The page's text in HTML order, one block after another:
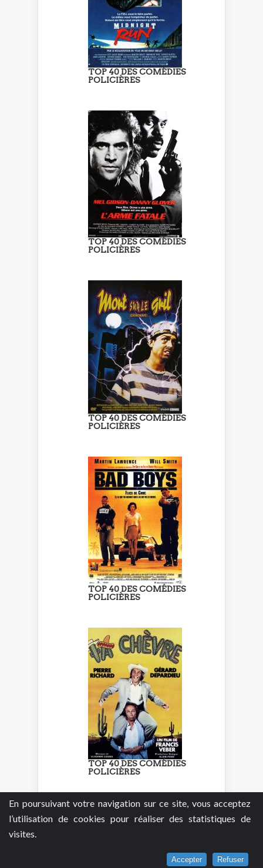
En poursuivant votre navigation sur ce site, vous acceptez
l’utilisation de cookies pour réaliser des statistiques de
visites.
Accepter Refuser
TOP 40 DES COMÉDIES
POLICIÈRES
TOP 40 DES COMÉDIES
POLICIÈRES
TOP 40 DES COMÉDIES
POLICIÈRES
TOP 40 DES COMÉDIES
POLICIÈRES
TOP 40 DES COMÉDIES
POLICIÈRES